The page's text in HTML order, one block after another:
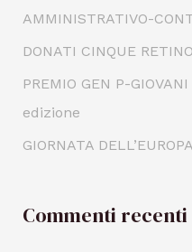
AMMINISTRATIVO-
DONATI CINQUE
PREMIO GEN P-
edizione
GIORNATA
Commenti recenti